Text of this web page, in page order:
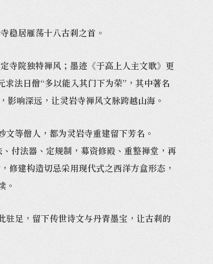
稳居雁荡十八古刹之首。
院独特禅风；墨迹《于高上人主文歌》更
法日僧“多以能入其门下为荣”，其中著名
响深远，让灵岩寺禅风文脉跨越山海。
等僧人，都为灵岩寺重建留下芳名。
付法器、定规制，募资修殿、重整禅堂，再
修建构造切忌采用现代式之西洋方盒形态，
。
足，留下传世诗文与丹青墨宝，让古刹的